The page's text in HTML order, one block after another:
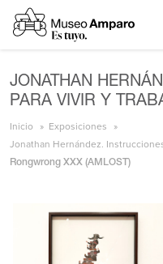
JONATHAN
PARA VIVIR Y
Inicio
Exposiciones
Jonathan Hernández.
Rongwrong XXX (AMLOST)